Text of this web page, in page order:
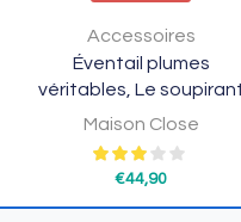
Accessoires
Éventail plumes
véritables, Le
Maison Close
€44,90